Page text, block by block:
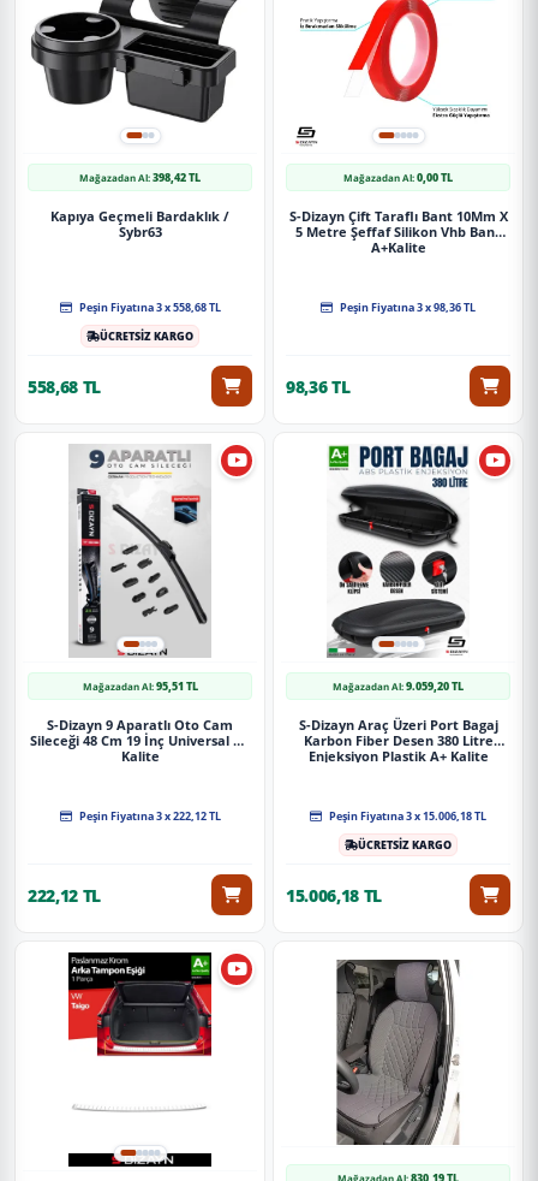
Mağazadan Al:398,42 TL
Kapıya Geçmeli Bardaklık /
Sybr63
Peşin Fiyatına 3 x 558,68 TL
ÜCRETSİZ KARGO
558,68 TL
Mağazadan Al:0,00 TL
S-Dizayn Çift Taraflı Bant 10Mm X
5 Metre Şeffaf Silikon Vhb Bant
A+Kalite
Peşin Fiyatına 3 x 98,36 TL
98,36 TL
Mağazadan Al:95,51 TL
S-Dizayn 9 Aparatlı Oto Cam
Sileceği 48 Cm 19 İnç Universal A+
Kalite
Peşin Fiyatına 3 x 222,12 TL
222,12 TL
Mağazadan Al:9.059,20 TL
S-Dizayn Araç Üzeri Port Bagaj
Karbon Fiber Desen 380 Litre
Enjeksiyon Plastik A+ Kalite
Peşin Fiyatına 3 x 15.006,18 TL
ÜCRETSİZ KARGO
15.006,18 TL
Mağazadan Al:830,19 TL